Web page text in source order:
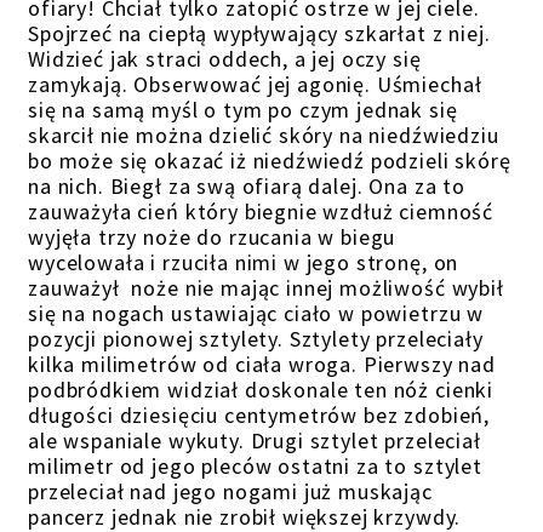
ofiary! Chciał tylko zatopić ostrze w jej ciele.
Spojrzeć na ciepłą wypływający szkarłat z niej.
Widzieć jak straci oddech, a jej oczy się
zamykają. Obserwować jej agonię. Uśmiechał
się na samą myśl o tym po czym jednak się
skarcił nie można dzielić skóry na niedźwiedziu
bo może się okazać iż niedźwiedź podzieli skórę
na nich. Biegł za swą ofiarą dalej. Ona za to
zauważyła cień który biegnie wzdłuż ciemność
wyjęła trzy noże do rzucania w biegu
wycelowała i rzuciła nimi w jego stronę, on
zauważył noże nie mając innej możliwość wybił
się na nogach ustawiając ciało w powietrzu w
pozycji pionowej sztylety. Sztylety przeleciały
kilka milimetrów od ciała wroga. Pierwszy nad
podbródkiem widział doskonale ten nóż cienki
długości dziesięciu centymetrów bez zdobień,
ale wspaniale wykuty. Drugi sztylet przeleciał
milimetr od jego pleców ostatni za to sztylet
przeleciał nad jego nogami już muskając
pancerz jednak nie zrobił większej krzywdy.